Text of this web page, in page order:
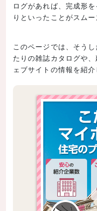
ログがあれば、完成形
りといったことがスムー
このページでは、そう
たりの雑誌カタログや
ェブサイトの情報を紹